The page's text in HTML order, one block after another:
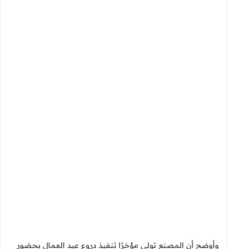
وأوضح أن المصنع تولى مؤخرًا تنفيذ دروع عيد العمال بحضور